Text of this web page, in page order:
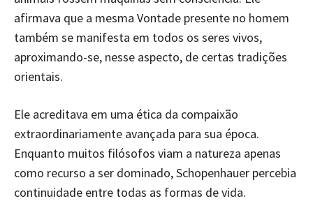
afirmava que a mesma Vontade presente no homem
também se manifesta em todos os seres vivos,
aproximando-se, nesse aspecto, de certas tradições
orientais.
Ele acreditava em uma ética da compaixão
extraordinariamente avançada para sua época.
Enquanto muitos filósofos viam a natureza apenas
como recurso a ser dominado, Schopenhauer percebia
continuidade entre todas as formas de vida.